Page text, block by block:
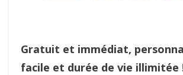
Gratuit et immédiat,
facile et durée de vie illimitée